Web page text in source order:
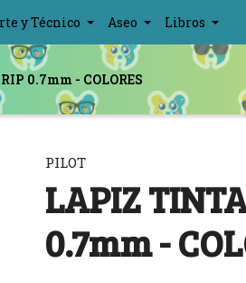
y Técnico Aseo Libros
0.7mm - COLORES
PILOT
LAPIZ
0.7mm -